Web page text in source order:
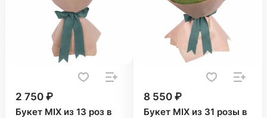
2 750 ₽
Букет MIX из 13 роз в
8 550 ₽
Букет MIX из 31 розы в